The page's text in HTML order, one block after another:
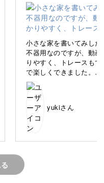
めるので、絵に自信がな
ストカードを、一緒に楽
小さな家を書いてみした
不器用なのですが、動画
りやすく、トレースもで
で楽しくできました。
可愛い家が短い期間でで
足しています。
ありがとうございます😊
yukiさん